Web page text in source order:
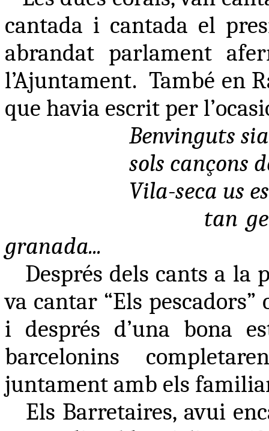
cantada i cantada el
abrandat parlament
l’Ajuntament. També en
que havia escrit per
Benvinguts
sols cançons
Vila-seca us
tan
granada...
Després dels cants a la
va cantar “Els
i després d’una bona
barcelonins
juntament amb els
Els Barretaires, avui